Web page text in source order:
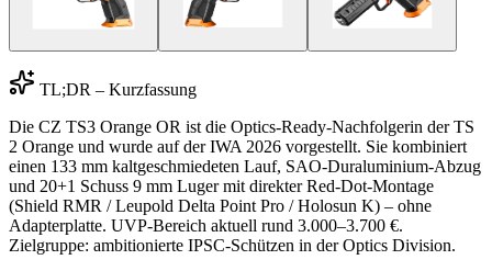
TL;DR – Kurzfassung
Die CZ TS3 Orange OR ist die Optics-Ready-Nachfolgerin der TS
2 Orange und wurde auf der IWA 2026 vorgestellt. Sie kombiniert
einen 133 mm kaltgeschmiedeten Lauf, SAO-Duraluminium-Abzug
und 20+1 Schuss 9 mm Luger mit direkter Red-Dot-Montage
(Shield RMR / Leupold Delta Point Pro / Holosun K) – ohne
Adapterplatte. UVP-Bereich aktuell rund 3.000–3.700 €.
Zielgruppe: ambitionierte IPSC-Schützen in der Optics Division.